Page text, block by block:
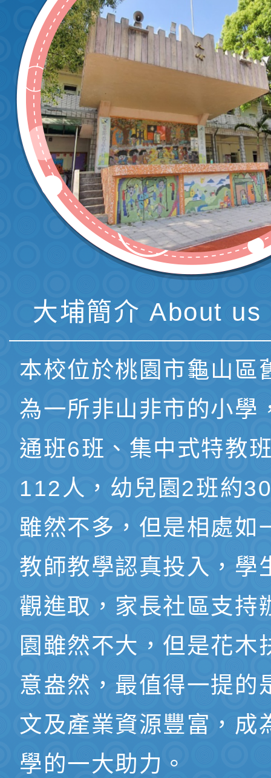
大埔簡介 About us
本校位於桃園市龜山區
為一所非山非市的小學
通班6班、集中式特教
112人，幼兒園2班約
雖然不多，但是相處如
教師教學認真投入，學
觀進取，家長社區支持
園雖然不大，但是花木
意盎然，最值得一提的
文及產業資源豐富，成
學的一大助力。